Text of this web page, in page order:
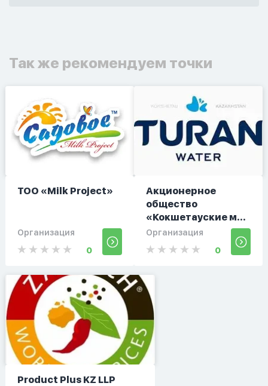
Так же рекомендуем точки
ТОО «Milk Projeсt»
Организация
0
Акционерное
общество
«Кокшетауские м...
Организация
0
Product Plus KZ LLP